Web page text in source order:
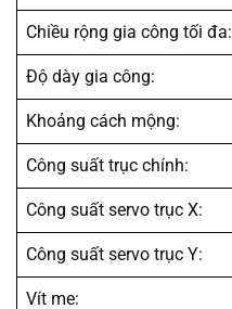
Chiều rộng gia công tối đa:
Độ dày gia công:
Khoảng cách mộng:
Công suất trục chính:
Công suất servo trục X:
Công suất servo trục Y:
Vít me: